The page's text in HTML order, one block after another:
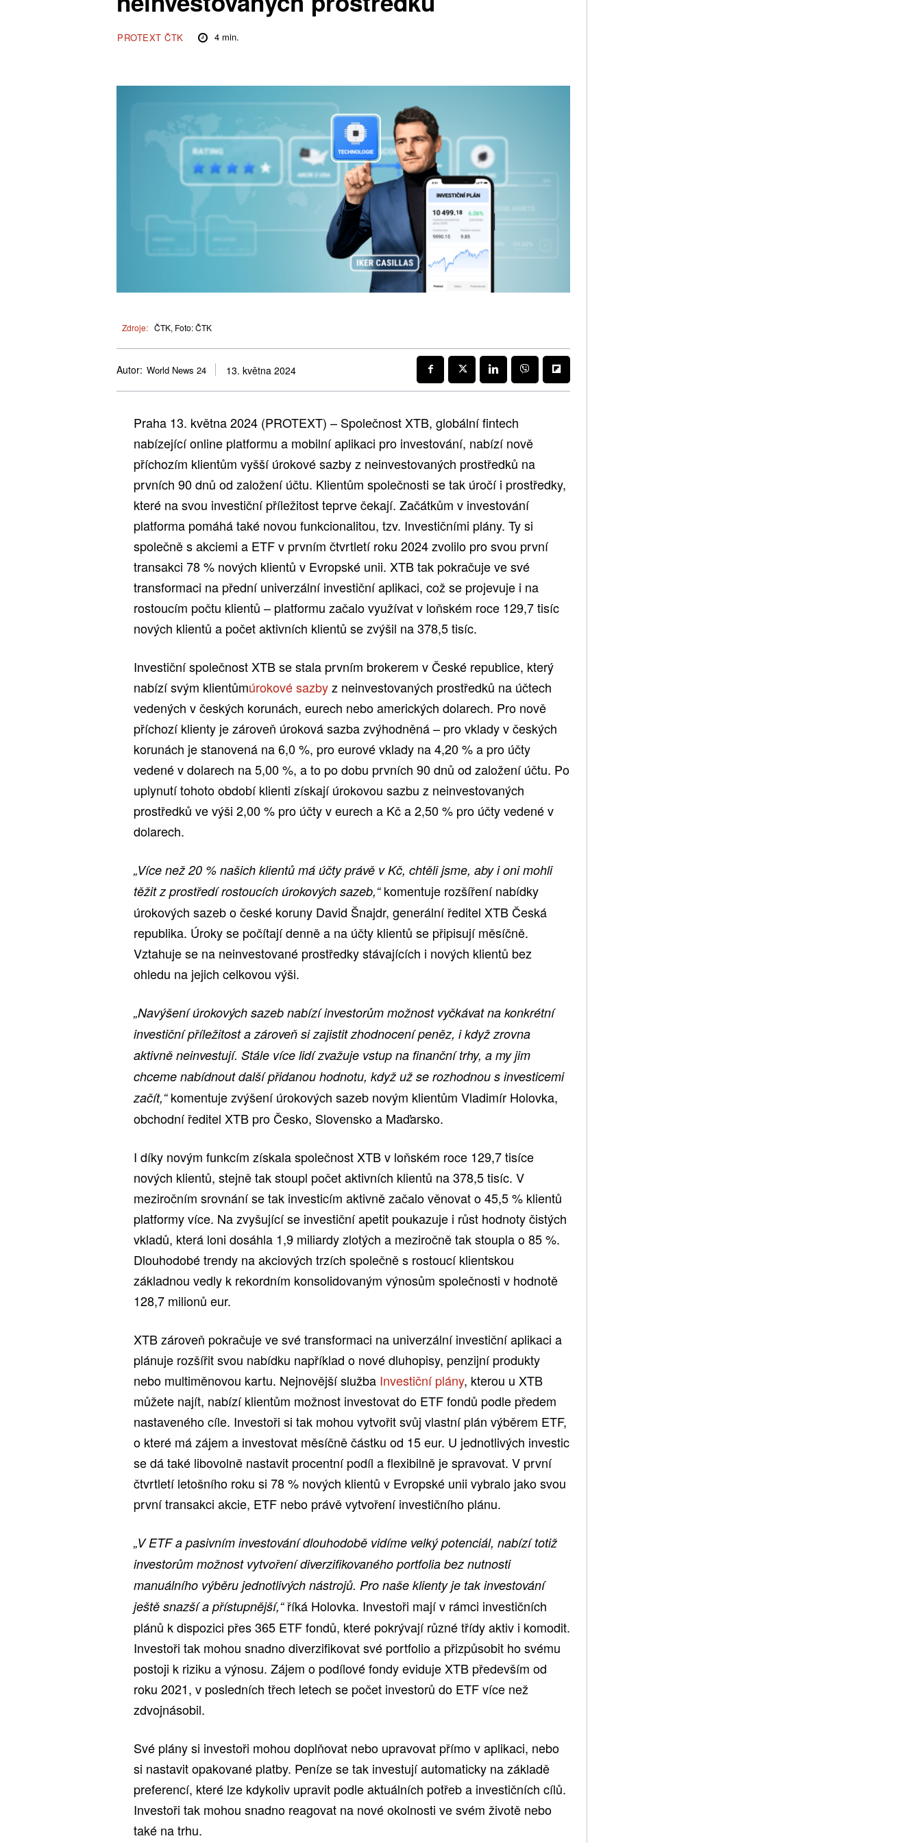
PROTEXT ČTK 4min.
Zdroje: ČTK, Foto: ČTK
Autor: World News 24 13. května 2024
Praha 13. května 2024 (PROTEXT) – Společnost XTB, globální fintech
nabízející online platformu a mobilní aplikaci pro investování, nabízí nově
příchozím klientům vyšší úrokové sazby z neinvestovaných prostředků na
prvních 90 dnů od založení účtu. Klientům společnosti se tak úročí i prostředky,
které na svou investiční příležitost teprve čekají. Začátkům v investování
platforma pomáhá také novou funkcionalitou, tzv. Investičními plány. Ty si
společně s akciemi a ETF v prvním čtvrtletí roku 2024 zvolilo pro svou první
transakci 78 % nových klientů v Evropské unii. XTB tak pokračuje ve své
transformaci na přední univerzální investiční aplikaci, což se projevuje i na
rostoucím počtu klientů – platformu začalo využívat v loňském roce 129,7 tisíc
nových klientů a počet aktivních klientů se zvýšil na 378,5 tisíc.
Investiční společnost XTB se stala prvním brokerem v České republice, který
nabízí svým klientůmúrokové sazbyz neinvestovaných prostředků na účtech
vedených v českých korunách, eurech nebo amerických dolarech. Pro nově
příchozí klienty je zároveň úroková sazba zvýhodněná – pro vklady v českých
korunách je stanovená na 6,0 %, pro eurové vklady na 4,20 % a pro účty
vedené v dolarech na 5,00 %, a to po dobu prvních 90 dnů od založení účtu. Po
uplynutí tohoto období klienti získají úrokovou sazbu z neinvestovaných
prostředků ve výši 2,00 % pro účty v eurech a Kč a 2,50 % pro účty vedené v
dolarech.
„Více než 20 % našich klientů má účty právě v Kč, chtěli jsme, aby i oni mohli
těžit z prostředí rostoucích úrokových sazeb,“komentuje rozšíření nabídky
úrokových sazeb o české koruny David Šnajdr, generální ředitel XTB Česká
republika. Úroky se počítají denně a na účty klientů se připisují měsíčně.
Vztahuje se na neinvestované prostředky stávajících i nových klientů bez
ohledu na jejich celkovou výši.
„Navýšení úrokových sazeb nabízí investorům možnost vyčkávat na konkrétní
investiční příležitost a zároveň si zajistit zhodnocení peněz, i když zrovna
aktivně neinvestují. Stále více lidí zvažuje vstup na finanční trhy, a my jim
chceme nabídnout další přidanou hodnotu, když už se rozhodnou s investicemi
začít,“komentuje zvýšení úrokových sazeb novým klientům Vladimír Holovka,
obchodní ředitel XTB pro Česko, Slovensko a Maďarsko.
I díky novým funkcím získala společnost XTB v loňském roce 129,7 tisíce
nových klientů, stejně tak stoupl počet aktivních klientů na 378,5 tisíc. V
meziročním srovnání se tak investicím aktivně začalo věnovat o 45,5 % klientů
platformy více. Na zvyšující se investiční apetit poukazuje i růst hodnoty čistých
vkladů, která loni dosáhla 1,9 miliardy zlotých a meziročně tak stoupla o 85 %.
Dlouhodobé trendy na akciových trzích společně s rostoucí klientskou
základnou vedly k rekordním konsolidovaným výnosům společnosti v hodnotě
128,7 milionů eur.
XTB zároveň pokračuje ve své transformaci na univerzální investiční aplikaci a
plánuje rozšířit svou nabídku například o nové dluhopisy, penzijní produkty
nebo multiměnovou kartu. Nejnovější služba Investiční plány, kterou u XTB
můžete najít, nabízí klientům možnost investovat do ETF fondů podle předem
nastaveného cíle. Investoři si tak mohou vytvořit svůj vlastní plán výběrem ETF,
o které má zájem a investovat měsíčně částku od 15 eur. U jednotlivých investic
se dá také libovolně nastavit procentní podíl a flexibilně je spravovat. V první
čtvrtletí letošního roku si 78 % nových klientů v Evropské unii vybralo jako svou
první transakci akcie, ETF nebo právě vytvoření investičního plánu.
„V ETF a pasivním investování dlouhodobě vidíme velký potenciál, nabízí totiž
investorům možnost vytvoření diverzifikovaného portfolia bez nutnosti
manuálního výběru jednotlivých nástrojů. Pro naše klienty je tak investování
ještě snazší a přístupnější,“říká Holovka. Investoři mají v rámci investičních
plánů k dispozici přes 365 ETF fondů, které pokrývají různé třídy aktiv i komodit.
Investoři tak mohou snadno diverzifikovat své portfolio a přizpůsobit ho svému
postoji k riziku a výnosu. Zájem o podílové fondy eviduje XTB především od
roku 2021, v posledních třech letech se počet investorů do ETF více než
zdvojnásobil.
Své plány si investoři mohou doplňovat nebo upravovat přímo v aplikaci, nebo
si nastavit opakované platby. Peníze se tak investují automaticky na základě
preferencí, které lze kdykoliv upravit podle aktuálních potřeb a investičních cílů.
Investoři tak mohou snadno reagovat na nové okolnosti ve svém životě nebo
také na trhu.